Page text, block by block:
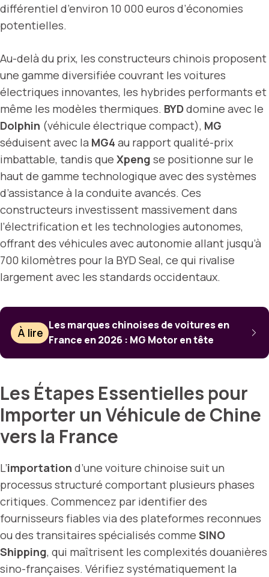
différentiel d’environ 10 000 euros d’économies
potentielles.
Au-delà du prix, les constructeurs chinois proposent
une gamme diversifiée couvrant les voitures
électriques innovantes, les hybrides performants et
même les modèles thermiques. BYDdomine avec le
Dolphin (véhicule électrique compact), MG
séduisent avec la MG4 au rapport qualité-prix
imbattable, tandis que Xpeng se positionne sur le
haut de gamme technologique avec des systèmes
d’assistance à la conduite avancés. Ces
constructeurs investissent massivement dans
l’électrification et les technologies autonomes,
offrant des véhicules avec autonomie allant jusqu’à
700 kilomètres pour la BYD Seal, ce qui rivalise
largement avec les standards occidentaux.
À lire
Les marques chinoises de voitures en
France en 2026 : MG Motor en tête
Les Étapes Essentielles pour
Importer un Véhicule de Chine
vers la France
L’importation d’une voiture chinoise suit un
processus structuré comportant plusieurs phases
critiques. Commencez par identifier des
fournisseurs fiables via des plateformes reconnues
ou des transitaires spécialisés comme SINO
Shipping, qui maîtrisent les complexités douanières
sino-françaises. Vérifiez systématiquement la